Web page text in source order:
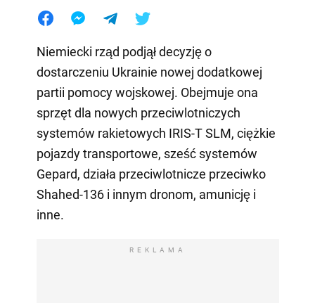
Niemiecki rząd podjął decyzję o
dostarczeniu Ukrainie nowej dodatkowej
partii pomocy wojskowej. Obejmuje ona
sprzęt dla nowych przeciwlotniczych
systemów rakietowych IRIS-T SLM, ciężkie
pojazdy transportowe, sześć systemów
Gepard, działa przeciwlotnicze przeciwko
Shahed-136 i innym dronom, amunicję i
inne.
REKLAMA